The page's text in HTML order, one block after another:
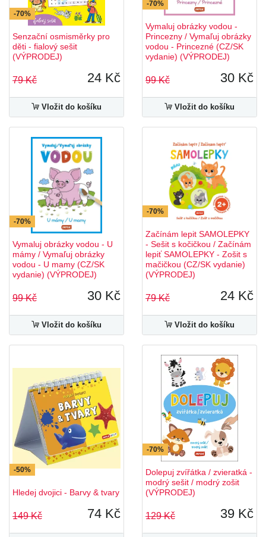
-70%
Senzační osmisměrky pro
děti - fialový sešit
(VÝPRODEJ)
79 Kč 24 Kč
Vložit do košíku
-70%
Vymaluj obrázky vodou -
Princezny / Vymaľuj obrázky
vodou - Princezné (CZ/SK
vydanie) (VÝPRODEJ)
99 Kč 30 Kč
Vložit do košíku
-70%
Vymaluj obrázky vodou - U
mámy / Vymaľuj obrázky
vodou - U mamy (CZ/SK
vydanie) (VÝPRODEJ)
99 Kč 30 Kč
Vložit do košíku
-70%
Začínám lepit SAMOLEPKY
- Sešit s kočičkou / Začínám
lepiť SAMOLEPKY - Zošit s
mačičkou (CZ/SK vydanie)
(VÝPRODEJ)
79 Kč 24 Kč
Vložit do košíku
-50%
Hledej dvojici - Barvy & tvary
149 Kč 74 Kč
-70%
Dolepuj zvířátka / zvieratká -
modrý sešit / modrý zošit
(VÝPRODEJ)
129 Kč 39 Kč